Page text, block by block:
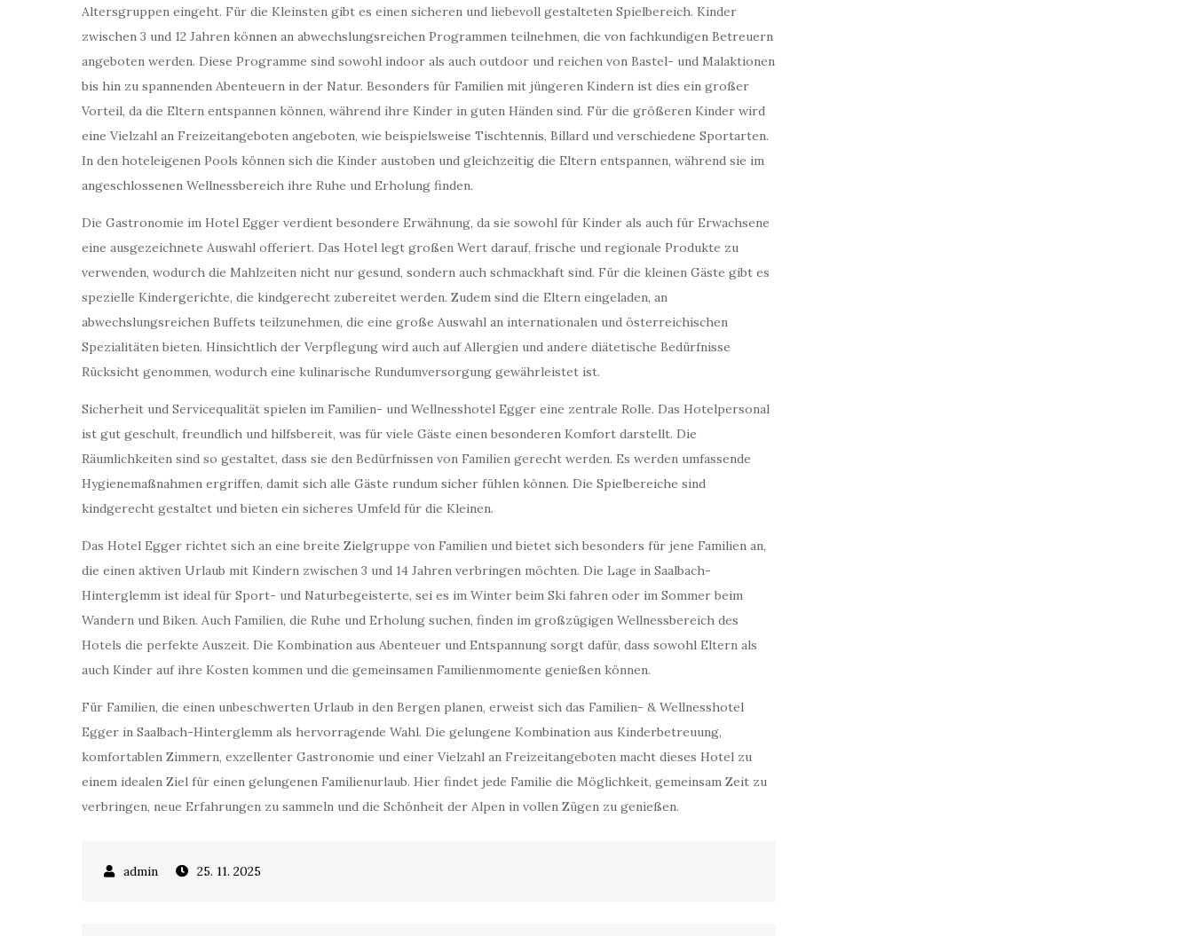
Altersgruppen eingeht. Für die Kleinsten gibt es einen sicheren und liebevoll gestalteten Spielbereich. Kinder
zwischen 3 und 12 Jahren können an abwechslungsreichen Programmen teilnehmen, die von fachkundigen Betreuern
angeboten werden. Diese Programme sind sowohl indoor als auch outdoor und reichen von Bastel- und Malaktionen
bis hin zu spannenden Abenteuern in der Natur. Besonders für Familien mit jüngeren Kindern ist dies ein großer
Vorteil, da die Eltern entspannen können, während ihre Kinder in guten Händen sind. Für die größeren Kinder wird
eine Vielzahl an Freizeitangeboten angeboten, wie beispielsweise Tischtennis, Billard und verschiedene Sportarten.
In den hoteleigenen Pools können sich die Kinder austoben und gleichzeitig die Eltern entspannen, während sie im
angeschlossenen Wellnessbereich ihre Ruhe und Erholung finden.
Die Gastronomie im Hotel Egger verdient besondere Erwähnung, da sie sowohl für Kinder als auch für Erwachsene
eine ausgezeichnete Auswahl offeriert. Das Hotel legt großen Wert darauf, frische und regionale Produkte zu
verwenden, wodurch die Mahlzeiten nicht nur gesund, sondern auch schmackhaft sind. Für die kleinen Gäste gibt es
spezielle Kindergerichte, die kindgerecht zubereitet werden. Zudem sind die Eltern eingeladen, an
abwechslungsreichen Buffets teilzunehmen, die eine große Auswahl an internationalen und österreichischen
Spezialitäten bieten. Hinsichtlich der Verpflegung wird auch auf Allergien und andere diätetische Bedürfnisse
Rücksicht genommen, wodurch eine kulinarische Rundumversorgung gewährleistet ist.
Sicherheit und Servicequalität spielen im Familien- und Wellnesshotel Egger eine zentrale Rolle. Das Hotelpersonal
ist gut geschult, freundlich und hilfsbereit, was für viele Gäste einen besonderen Komfort darstellt. Die
Räumlichkeiten sind so gestaltet, dass sie den Bedürfnissen von Familien gerecht werden. Es werden umfassende
Hygienemaßnahmen ergriffen, damit sich alle Gäste rundum sicher fühlen können. Die Spielbereiche sind
kindgerecht gestaltet und bieten ein sicheres Umfeld für die Kleinen.
Das Hotel Egger richtet sich an eine breite Zielgruppe von Familien und bietet sich besonders für jene Familien an,
die einen aktiven Urlaub mit Kindern zwischen 3 und 14 Jahren verbringen möchten. Die Lage in Saalbach-
Hinterglemm ist ideal für Sport- und Naturbegeisterte, sei es im Winter beim Ski fahren oder im Sommer beim
Wandern und Biken. Auch Familien, die Ruhe und Erholung suchen, finden im großzügigen Wellnessbereich des
Hotels die perfekte Auszeit. Die Kombination aus Abenteuer und Entspannung sorgt dafür, dass sowohl Eltern als
auch Kinder auf ihre Kosten kommen und die gemeinsamen Familienmomente genießen können.
Für Familien, die einen unbeschwerten Urlaub in den Bergen planen, erweist sich das Familien- & Wellnesshotel
Egger in Saalbach-Hinterglemm als hervorragende Wahl. Die gelungene Kombination aus Kinderbetreuung,
komfortablen Zimmern, exzellenter Gastronomie und einer Vielzahl an Freizeitangeboten macht dieses Hotel zu
einem idealen Ziel für einen gelungenen Familienurlaub. Hier findet jede Familie die Möglichkeit, gemeinsam Zeit zu
verbringen, neue Erfahrungen zu sammeln und die Schönheit der Alpen in vollen Zügen zu genießen.
25. 11. 2025